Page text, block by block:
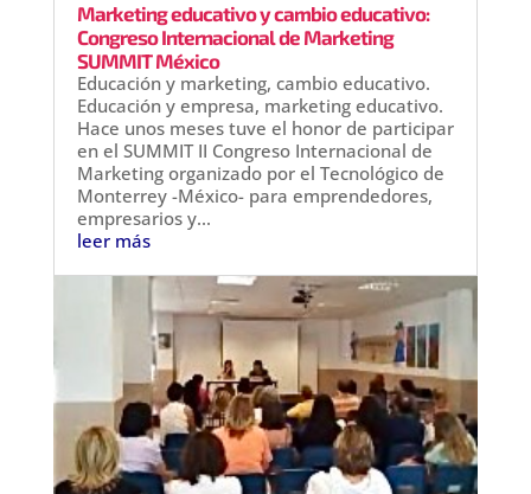
Marketing educativo y cambio educativo:
Congreso Internacional de Marketing
SUMMIT México
Educación y marketing, cambio educativo.
Educación y empresa, marketing educativo.
Hace unos meses tuve el honor de participar
en el SUMMIT II Congreso Internacional de
Marketing organizado por el Tecnológico de
Monterrey -México- para emprendedores,
empresarios y...
leer más